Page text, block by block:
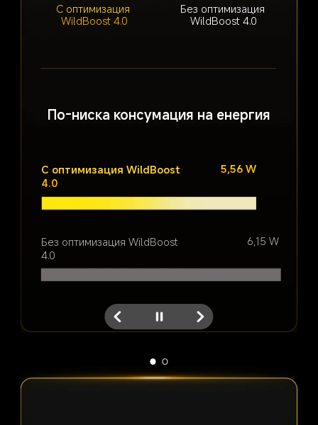
С оптимизация
WildBoost 4.0
Без оптимизация
WildBoost 4.0
По-ниска консумация на енергия
С оптимизация WildBoost
4.0
5,56 W
Без оптимизация WildBoost
4.0
6,15 W